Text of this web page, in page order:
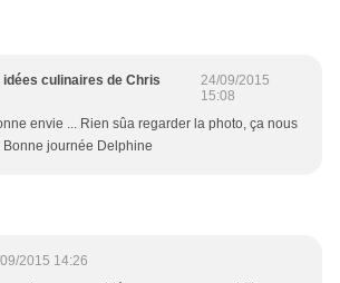
idées culinaires de Chris
24/09/2015
15:08
envie ... Rien sûa regarder la photo, ça nous
Bonne journée Delphine
2015 14:26